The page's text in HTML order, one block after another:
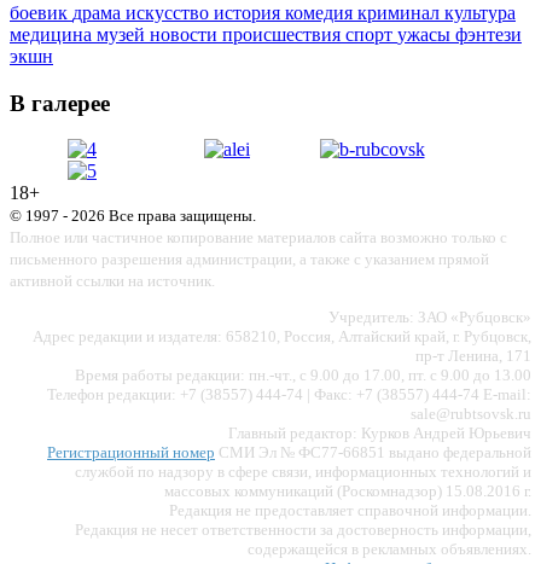
боевик драма искусство история комедия криминал культура
медицина музей новости происшествия спорт ужасы фэнтези
экшн
В галерее
18+
© 1997 - 2026 Все права защищены.
Полное или частичное копирование материалов сайта возможно только с
письменного разрешения администрации, а также с указанием прямой
активной ссылки на источник.
Учредитель: ЗАО «Рубцовск»
Адрес редакции и издателя: 658210, Россия, Алтайский край, г. Рубцовск,
пр-т Ленина, 171
Время работы редакции: пн.-чт., с 9.00 до 17.00, пт. с 9.00 до 13.00
Телефон редакции: +7 (38557) 444-74 | Факс: +7 (38557) 444-74 E-mail:
sale@rubtsovsk.ru
Главный редактор: Курков Андрей Юрьевич
Регистрационный номер СМИ Эл № ФС77-66851 выдано федеральной
службой по надзору в сфере связи, информационных технологий и
массовых коммуникаций (Роскомнадзор) 15.08.2016 г.
Редакция не предоставляет справочной информации.
Редакция не несет ответственности за достоверность информации,
содержащейся в рекламных объявлениях.